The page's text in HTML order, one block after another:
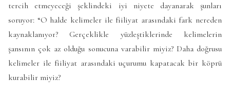
tercih etmeyeceği şeklindeki iyi niyete dayanarak şunları
soruyor: “O halde kelimeler ile fiiliyat arasındaki fark nereden
kaynaklanıyor? Gerçeklikle yüzleştiklerinde kelimelerin
şansının çok az olduğu sonucuna varabilir miyiz? Daha doğrusu
kelimeler ile fiiliyat arasındaki uçurumu kapatacak bir köprü
kurabilir miyiz?